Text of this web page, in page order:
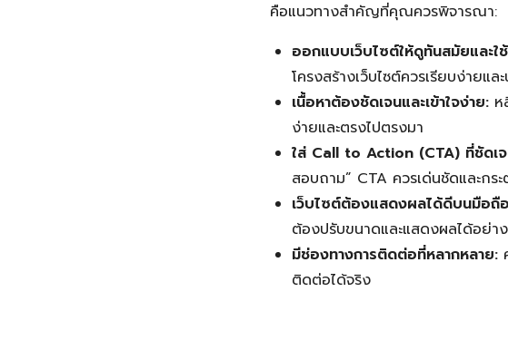
คือแนวทางสำคัญที่คุณควรพิจารณา:
ออกแบบเว็บไซต์ให้ดูทันสมัยและใ
โครงสร้างเว็บไซต์ควรเรียบง่ายแ
เนื้อหาต้องชัดเจนและเข้าใจง่าย: ห
ง่ายและตรงไปตรงมา
ใส่ Call to Action (CTA) ที่ชัดเ
สอบถาม” CTA ควรเด่นชัดและกร
เว็บไซต์ต้องแสดงผลได้ดีบนมือถื
ต้องปรับขนาดและแสดงผลได้อย่
มีช่องทางการติดต่อที่หลากหลาย:
ติดต่อได้จริง